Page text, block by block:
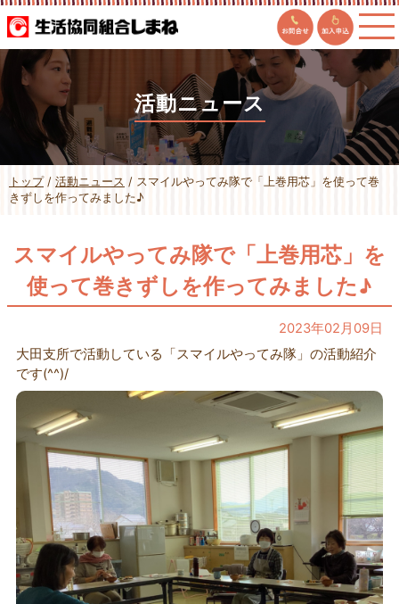
このページの本文へ
活動ニュース
現
在
置：
トップ/ 活動ニュース / スマイルやってみ隊で「上巻用芯」を使って巻
きずしを作ってみました♪
スマイルやってみ隊で「上巻用芯」を
使って巻きずしを作ってみました♪
2023年02月09日
大田支所で活動している「スマイルやってみ隊」の活動紹介
です(^^)/